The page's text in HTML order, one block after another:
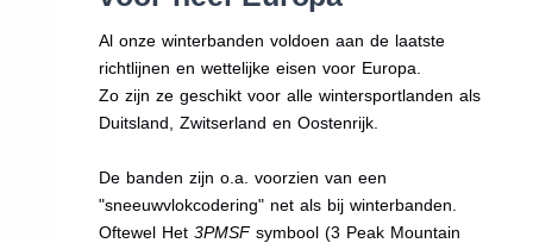
Al onze winterbanden voldoen aan de laatste
richtlijnen en wettelijke eisen voor Europa.
Zo zijn ze geschikt voor alle wintersportlanden als
Duitsland, Zwitserland en Oostenrijk.
De banden zijn o.a. voorzien van een
"sneeuwvlokcodering" net als bij winterbanden.
Oftewel Het3PMSFsymbool (3 Peak Mountain